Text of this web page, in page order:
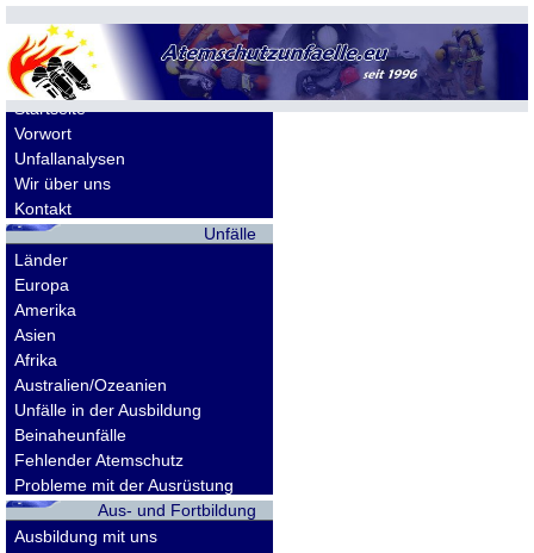
Allgemeines
Startseite
Vorwort
Unfallanalysen
Wir über uns
Kontakt
Unfälle
Länder
Europa
Amerika
Asien
Afrika
Australien/Ozeanien
Unfälle in der Ausbildung
Beinaheunfälle
Fehlender Atemschutz
Probleme mit der Ausrüstung
Aus- und Fortbildung
Ausbildung mit uns